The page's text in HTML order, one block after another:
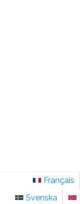
Français
Svenska